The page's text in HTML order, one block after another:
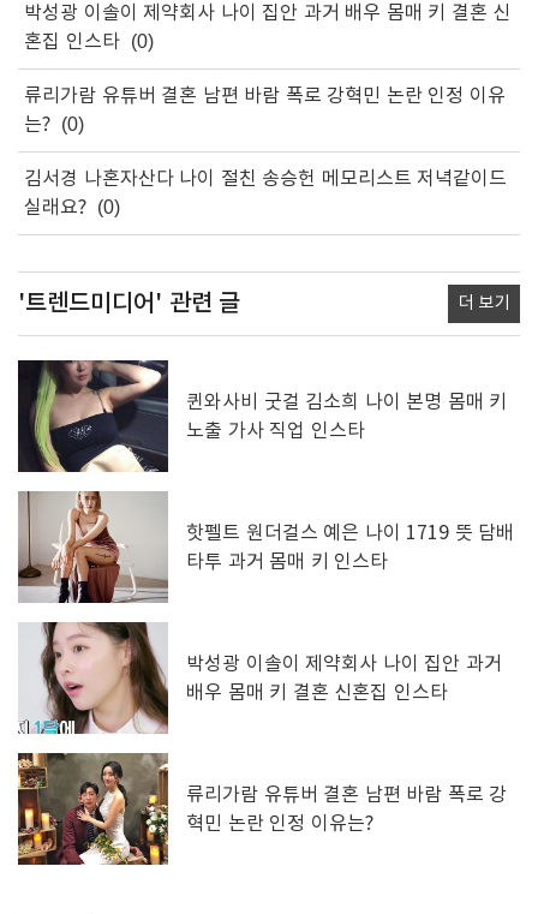
박성광 이솔이 제약회사 나이 집안 과거 배우 몸매 키 결혼 신
혼집 인스타
(0)
류리가람 유튜버 결혼 남편 바람 폭로 강혁민 논란 인정 이유
는? (0)
김서경 나혼자산다 나이 절친 송승헌 메모리스트 저녁같이드
실래요? (0)
'트렌드미디어' 관련 글 더 보기
퀸와사비 굿걸 김소희 나이 본명 몸매 키
노출 가사 직업 인스타
핫펠트 원더걸스 예은 나이 1719 뜻 담배
타투 과거 몸매 키 인스타
박성광 이솔이 제약회사 나이 집안 과거
배우 몸매 키 결혼 신혼집 인스타
류리가람 유튜버 결혼 남편 바람 폭로 강
혁민 논란 인정 이유는?